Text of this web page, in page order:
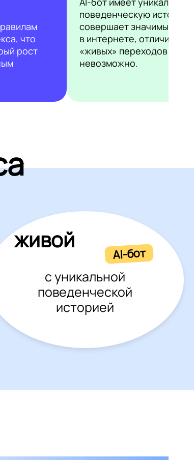
что
рост
поведенческую историю
совершает значимые
в интернете, отличить
«живых» переходов
невозможно.
живой
AI-бот
с уникальной
поведенческой
историей